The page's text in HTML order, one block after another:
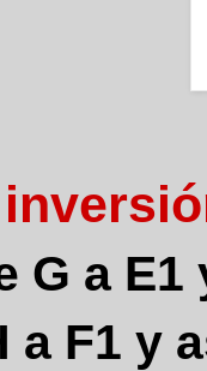
G a
a F1 y